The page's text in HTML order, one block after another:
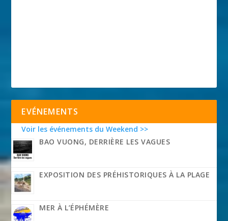
EVÉNEMENTS
Voir les événements du Weekend >>
BAO VUONG, DERRIÈRE LES VAGUES
EXPOSITION DES PRÉHISTORIQUES À LA PLAGE
MER À L’ÉPHÉMÈRE